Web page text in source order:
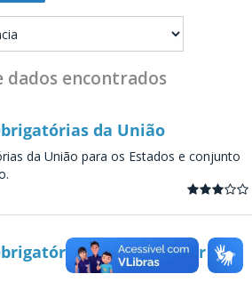
dados encontrados
da União
da União para os Estados e conjunto
da União - por